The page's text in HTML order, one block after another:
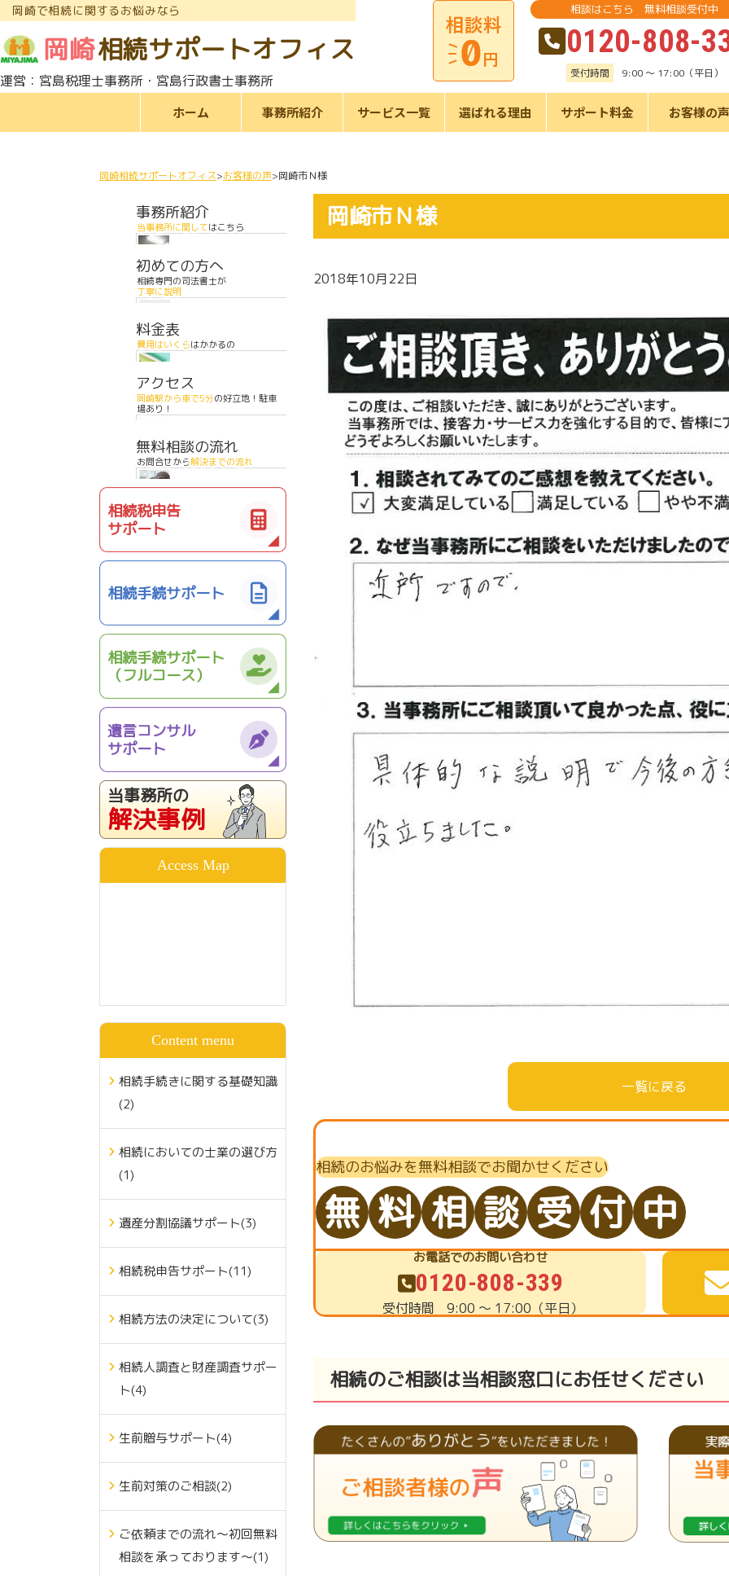
岡崎で相続に関するお悩みなら
岡崎相続サポートオフィス
運営：宮島税理士事務所・宮島行政書士事務所
相談はこちら 無料相談受付中
0120-808-
受付時間 9:00 ～ 17:00（平日）
ホーム 事務所紹介 サービス一覧 選ばれる理由 サポート料金 お客様の声
岡崎相続サポートオフィス お客様の声 岡崎市Ｎ様
事務所紹介
当事務所に関してはこちら
初めての方へ
相続専門の司法書士が
丁寧に説明
料金表
費用はいくらはかかるの
アクセス
岡崎駅から車で5分の好立地！駐車
場あり！
無料相談の流れ
お問合せから解決までの流れ
相続税申告
サポート
相続手続サポート
相続手続サポート
（フルコース）
遺言コンサル
サポート
当事務所の
解決事例
Access Map
Content menu
相続手続きに関する基礎知識
(2)
相続においての士業の選び方
(1)
遺産分割協議サポート(3)
相続税申告サポート(11)
相続方法の決定について(3)
相続人調査と財産調査サポー
ト(4)
生前贈与サポート(4)
生前対策のご相談(2)
ご依頼までの流れ～初回無料
相談を承っております～(1)
岡崎市Ｎ様
2018年10月22日
一覧に戻る
相続のお悩みを無料相談でお聞かせください
無 料 相 談 受 付 中
お電話でのお問い合わせ
0120-808-339
受付時間 9:00 ～ 17:00（平日）
相続のご相談は当相談窓口にお任せください